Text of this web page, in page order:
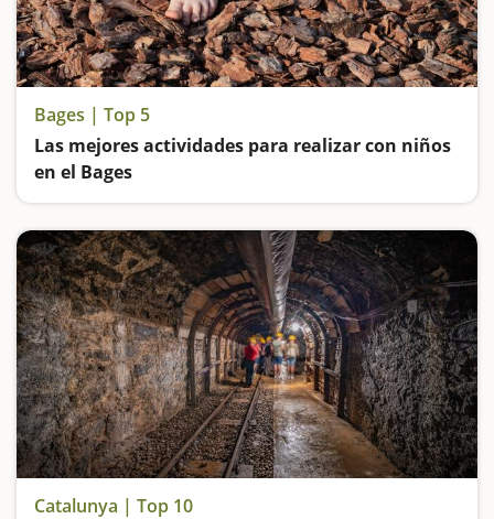
Bages | Top 5
Las mejores actividades para realizar con niños
en el Bages
Catalunya | Top 10